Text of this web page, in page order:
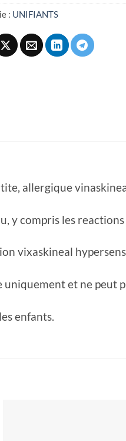
: UNIFIANTS
allergique
y compris les
vixaskineal
uniquement et ne peut
enfants.